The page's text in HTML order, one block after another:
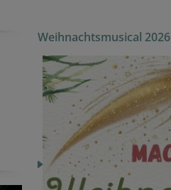
Weihnachtsmusical 2026